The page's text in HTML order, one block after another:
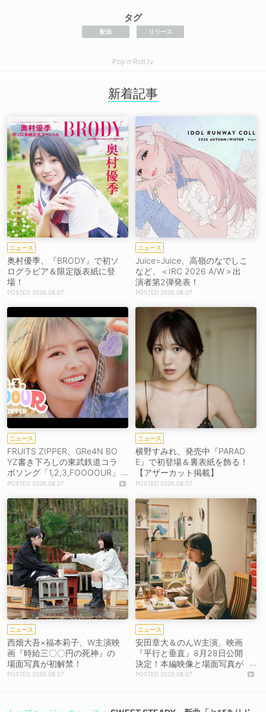
タグ
配信 リリース
Pop'n'Roll.tv
新着記事
ニュース
奥村優季、『BRODY』で初ソ
ログラビア＆限定版表紙に登
場！
2026.08.07
ニュース
Juice=Juice、高嶺のなでしこ
など、＜IRC 2026 A/W＞出
演者第2弾発表！
2026.08.07
ニュース
FRUITS ZIPPER、GRe4N BO
YZ書き下ろしの東武鉄道コラ
ボソング「1,2,3,FOOOOUR」
をリリース＆MV公開！
2026.08.07
ニュース
横野すみれ、発売中『PARAD
E』で初登場＆裏表紙を飾る！
【アザーカット掲載】
2026.08.07
ニュース
西畑大吾×福本莉子、W主演映
画『時給三〇〇円の死神』の
場面写真が初解禁！
2026.08.07
ニュース
安田章大＆のんW主演、映画
『平行と垂直』8月28日公開
決定！本編映像と場面写真が
初解禁！2026.08.07